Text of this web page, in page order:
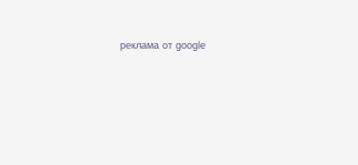
реклама от google